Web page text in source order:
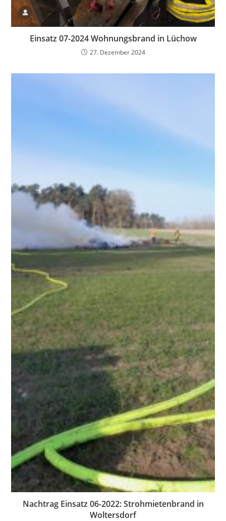
Einsatz 07-2024 Wohnungsbrand in Lüchow
27. Dezember 2024
Nachtrag Einsatz 06-2022: Strohmietenbrand in
Woltersdorf